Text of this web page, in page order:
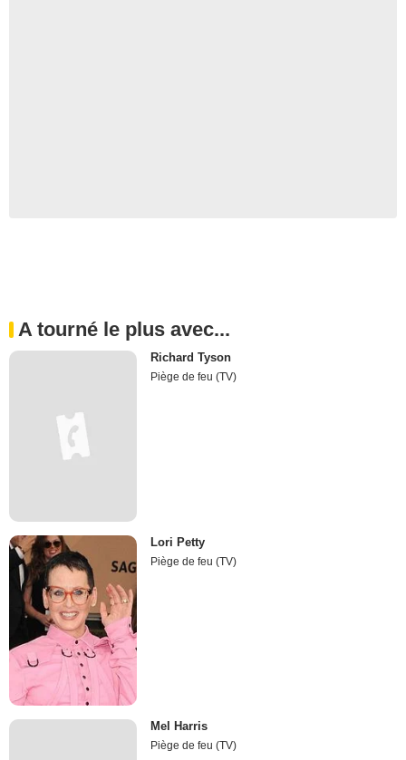
A tourné le plus avec...
Richard Tyson
Piège de feu (TV)
Lori Petty
Piège de feu (TV)
Mel Harris
Piège de feu (TV)